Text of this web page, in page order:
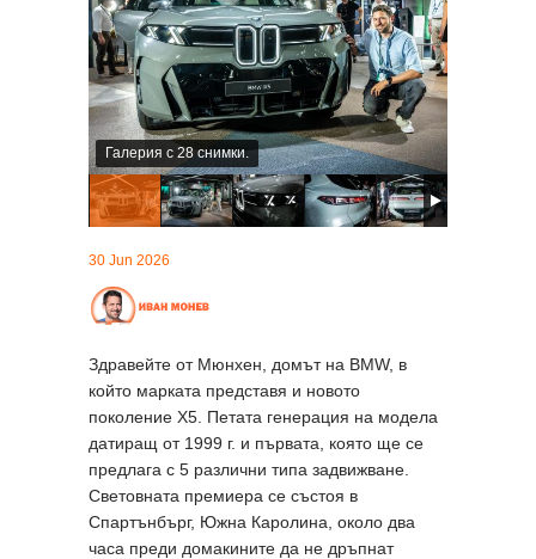
Галерия с 28 снимки.
30 Jun 2026
Здравейте от Мюнхен, домът на BMW, в
който марката представя и новото
поколение X5. Петата генерация на модела
датиращ от 1999 г. и първата, която ще се
предлага с 5 различни типа задвижване.
Световната премиера се състоя в
Спартънбърг, Южна Каролина, около два
часа преди домакините да не дръпнат